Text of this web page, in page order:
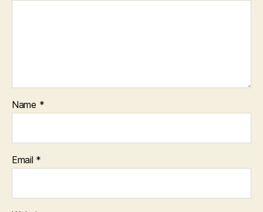
Name *
Email *